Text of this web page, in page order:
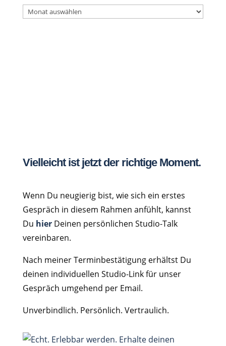
PR
Vielleicht ist jetzt der richtige Moment.
Wenn Du neugierig bist, wie sich ein erstes
Gespräch in diesem Rahmen anfühlt, kannst
Du hierDeinen persönlichen Studio-Talk
vereinbaren.
Nach meiner Terminbestätigung erhältst Du
deinen individuellen Studio-Link für unser
Gespräch umgehend per Email.
Unverbindlich. Persönlich. Vertraulich.